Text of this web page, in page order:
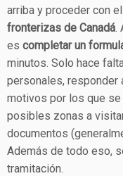
arriba y proceder con
fronterizas de Canadá.
es completar un
minutos. Solo hace
personales,
motivos por los que
posibles zonas a
documentos
Además de todo eso,
tramitación.